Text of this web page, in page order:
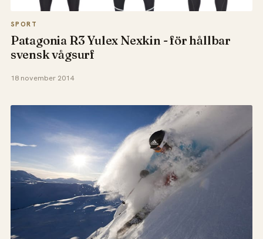
SPORT
Patagonia R3 Yulex Nexkin - för hållbar
svensk vågsurf
18 november 2014